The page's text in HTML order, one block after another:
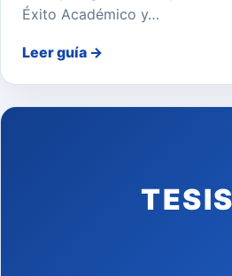
Éxito Académico y…
Leer guía →
TESIS